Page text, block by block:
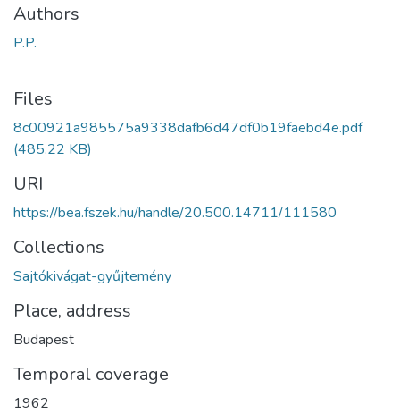
Authors
P.P.
Files
8c00921a985575a9338dafb6d47df0b19faebd4e.pdf
(485.22 KB)
URI
https://bea.fszek.hu/handle/20.500.14711/111580
Collections
Sajtókivágat-gyűjtemény
Place, address
Budapest
Temporal coverage
1962